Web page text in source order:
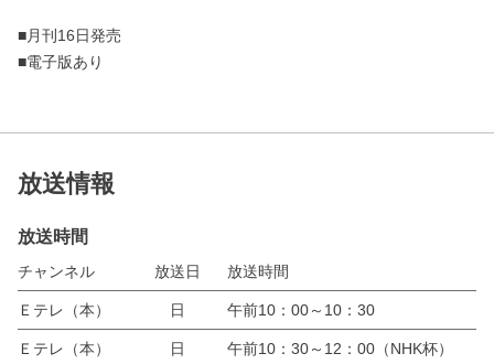
■月刊16日発売
■電子版あり
放送情報
放送時間
チャンネル 放送日 放送時間
Ｅテレ（本） 日 午前10：00～10：30
Ｅテレ（本） 日 午前10：30～12：00（NHK杯）